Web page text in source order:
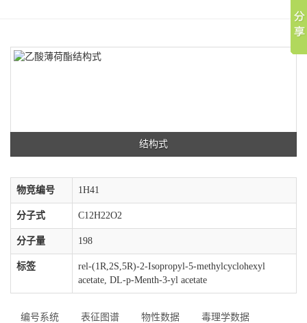
结构式
物竞编号 1H41
分子式 C12H22O2
分子量 198
标签
rel-(1R,2S,5R)-2-Isopropyl-5-methylcyclohexyl
acetate, DL-p-Menth-3-yl acetate
编号系统 表征图谱 物性数据
毒理学数据